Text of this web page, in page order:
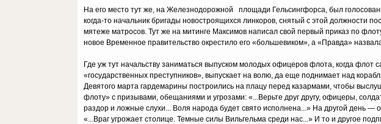
На его место тут же, на Железнодорожной площади Гельсингфорса, был
когда-то начальник бригады новостроящихся линкоров, снятый с этой должности
мятеже матросов. Тут же на митинге Максимов написал свой первый приказ по
новое Временное правительство окрестило его «большевиком», а «Правда»
Где уж тут начальству заниматься выпуском молодых офицеров флота, когда флот
«государственных преступников», выпускает на волю, да еще поднимает над
Девятого марта гардемарины построились на плацу перед казармами, чтобы
флоту» с призывами, обещаниями и угрозами: «...Верьте друг другу, офицеры,
раздор и ложные слухи... Воля народа будет свято исполнена...» На другой день —
«...Враг угрожает столице. Темные силы Вильгельма среди нас...» И то и другое